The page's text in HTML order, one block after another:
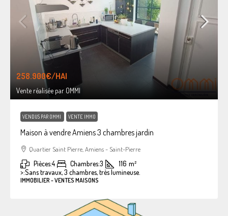
258.900€/HAI
Vente réalisée par OMMI
VENDUS PAR OMMI VENTE IMMO
Maison à vendre Amiens 3 chambres jardin
Quartier Saint Pierre, Amiens - Saint-Pierre
Pièces:4 Chambres:3 116 m²
>:Sans travaux, 3 chambres, très lumineuse.
IMMOBILIER - VENTES MAISONS